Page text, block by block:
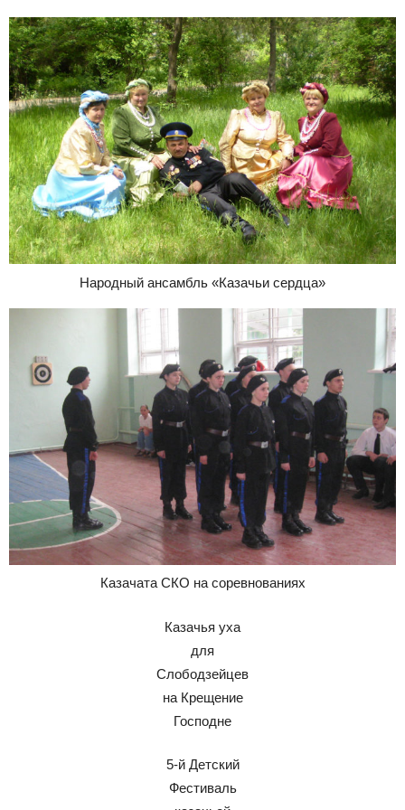
Народный ансамбль «Казачьи сердца»
Казачата СКО на соревнованиях
Казачья уха
для
Слободзейцев
на Крещение
Господне
5-й Детский
Фестиваль